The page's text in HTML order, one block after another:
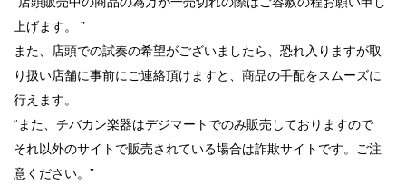
上げます。 ”
また、店頭での試奏の希望がございましたら、恐れ入りますが取
り扱い店舗に事前にご連絡頂けますと、商品の手配をスムーズに
行えます。
“また、チバカン楽器はデジマートでのみ販売しておりますので
それ以外のサイトで販売されている場合は詐欺サイトです。ご注
意ください。”